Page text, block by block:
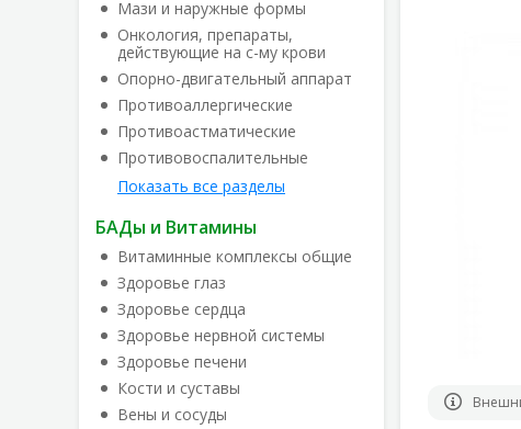
Мази и наружные формы
Онкология, препараты,
действующие на с-му крови
Опорно-двигательный аппарат
Противоаллергические
Противоастматические
Противовоспалительные
Показать все разделы
БАДы и Витамины
Витаминные комплексы общие
Здоровье глаз
Здоровье сердца
Здоровье нервной системы
Здоровье печени
Кости и суставы
Вены и сосуды